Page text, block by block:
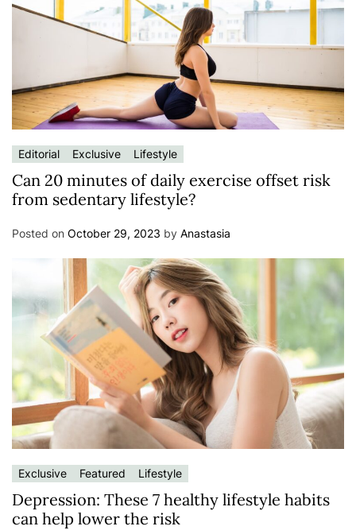
Editorial Exclusive Lifestyle
Can 20 minutes of daily exercise offset risk
from sedentary lifestyle?
Posted on October 29, 2023 by Anastasia
Exclusive Featured Lifestyle
Depression: These 7 healthy lifestyle habits
can help lower the risk